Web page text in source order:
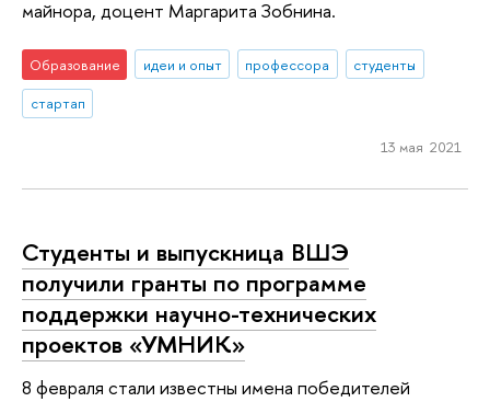
майнора, доцент Маргарита Зобнина.
Образование идеи и опыт профессора
студенты
стартап
13 мая 2021
Студенты и выпускница ВШЭ
получили гранты по программе
поддержки научно-технических
проектов «УМНИК»
8 февраля стали известны имена победителей